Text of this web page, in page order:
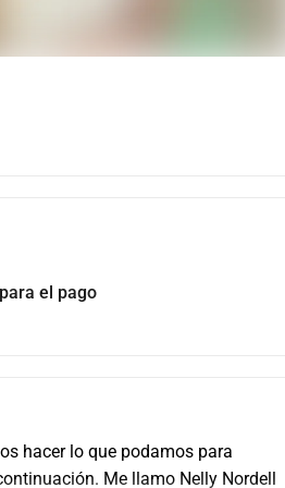
el pago
hacer lo que podamos para
Me llamo Nelly Nordell